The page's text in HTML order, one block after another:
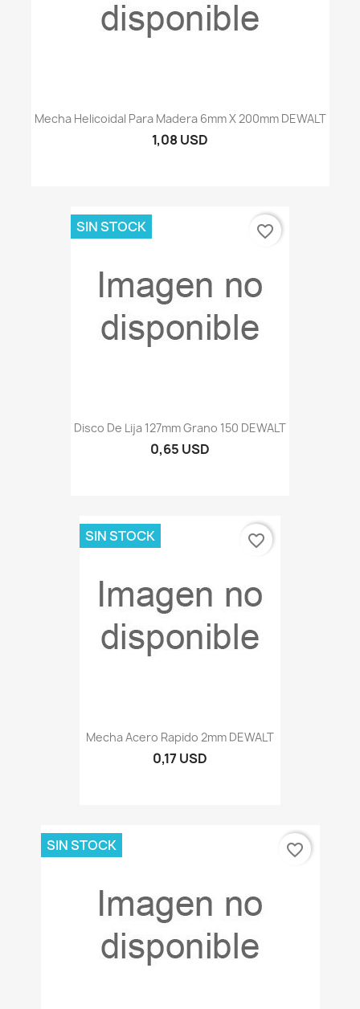
Mecha Helicoidal Para Madera 6mm X 200mm DEWALT
1,08 USD
Disco De Lija 127mm Grano 150 DEWALT
0,65 USD
SIN STOCK favorite_border
Mecha Acero Rapido 2mm DEWALT
0,17 USD
SIN STOCK favorite_border
SIN STOCK favorite_border